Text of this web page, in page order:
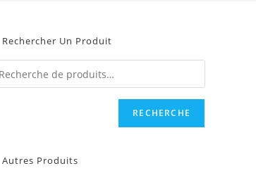
Rechercher Un Produit
RECHERCHE
Autres Produits